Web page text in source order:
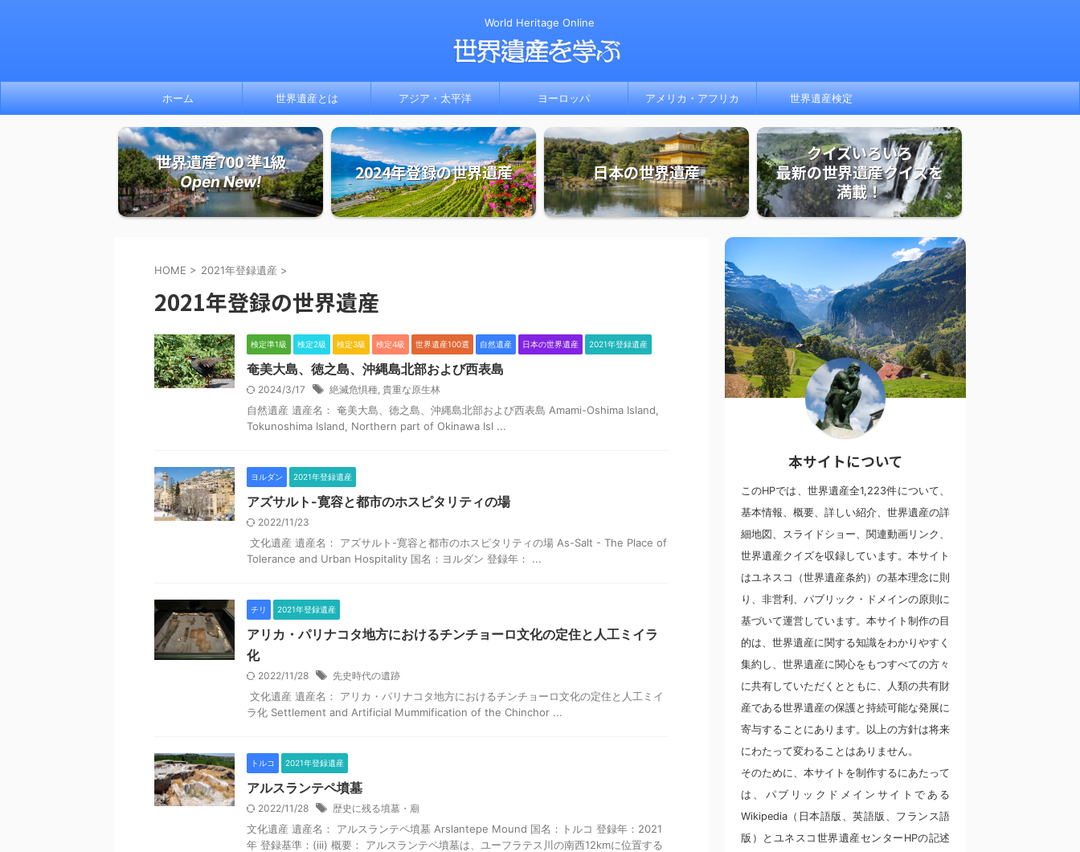
World Heritage Online
ホーム 世界遺産とは アジア・太平洋 ヨーロッパ アメリカ・アフリカ 世界遺産検定
世界遺産700 準1級
Open New! 2024年登録の世界遺産 日本の世界遺産
クイズいろいろ
最新の世界遺産クイズを
満載！
HOME > 2021年登録遺産 >
2021年登録の世界遺産
検定準1級 検定2級 検定3級 検定4級 世界遺産100選 自然遺産 日本の世界遺産 2021年登録遺産
奄美大島、徳之島、沖縄島北部および西表島
2024/3/17 絶滅危惧種 貴重な原生林
自然遺産 遺産名： 奄美大島、徳之島、沖縄島北部および西表島 Amami-Oshima Island,
Tokunoshima Island, Northern part of Okinawa Isl ...
ヨルダン 2021年登録遺産
アズサルト-寛容と都市のホスピタリティの場
2022/11/23
文化遺産 遺産名： アズサルト-寛容と都市のホスピタリティの場 As-Salt - The Place of
Tolerance and Urban Hospitality 国名：ヨルダン 登録年： ...
チリ 2021年登録遺産
アリカ・パリナコタ地方におけるチンチョーロ文化の定住と人工ミイラ
化
2022/11/28 先史時代の遺跡
文化遺産 遺産名： アリカ・パリナコタ地方におけるチンチョーロ文化の定住と人工ミイ
ラ化 Settlement and Artificial Mummification of the Chinchor ...
トルコ 2021年登録遺産
アルスランテペ墳墓
2022/11/28 歴史に残る墳墓・廟
文化遺産 遺産名： アルスランテペ墳墓 Arslantepe Mound 国名：トルコ 登録年：2021
年 登録基準：(iii) 概要： アルスランテペ墳墓は、ユーフラテス川の南西12kmに位置する
本サイトについて
このHPでは、世界遺産全1,223件について、
基本情報、概要、詳しい紹介、世界遺産の詳
細地図、スライドショー、関連動画リンク、
世界遺産クイズを収録しています。本サイト
はユネスコ（世界遺産条約）の基本理念に則
り、非営利、パブリック・ドメインの原則に
基づいて運営しています。本サイト制作の目
的は、世界遺産に関する知識をわかりやすく
集約し、世界遺産に関心をもつすべての方々
に共有していただくとともに、人類の共有財
産である世界遺産の保護と持続可能な発展に
寄与することにあります。以上の方針は将来
にわたって変わることはありません。
そのために、本サイトを制作するにあたって
は、パブリックドメインサイトである
Wikipedia（日本語版、英語版、フランス語
版）とユネスコ世界遺産センターHPの記述